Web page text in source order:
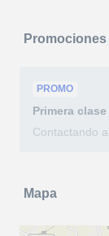
PROMO
Primera clase
Contactando
Mapa